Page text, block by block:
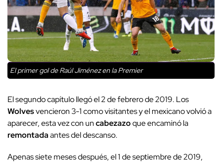
El primer gol de Raúl Jiménez en la Premier
El segundo capítulo llegó el 2 de febrero de 2019. Los
Wolvesvencieron 3-1 como visitantes y el mexicano volvió a
aparecer, esta vez con uncabezazoque encaminó la
remontadaantes del descanso.
Apenas siete meses después, el 1 de septiembre de 2019,